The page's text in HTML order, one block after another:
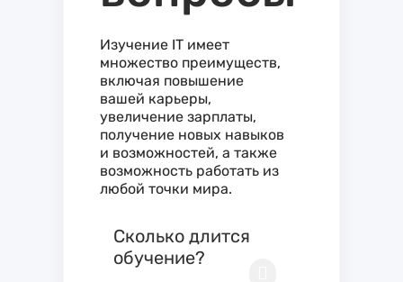
Изучение IT имеет
множество преимуществ,
включая повышение
вашей карьеры,
увеличение зарплаты,
получение новых навыков
и возможностей, а также
возможность работать из
любой точки мира.
Сколько длится
обучение?